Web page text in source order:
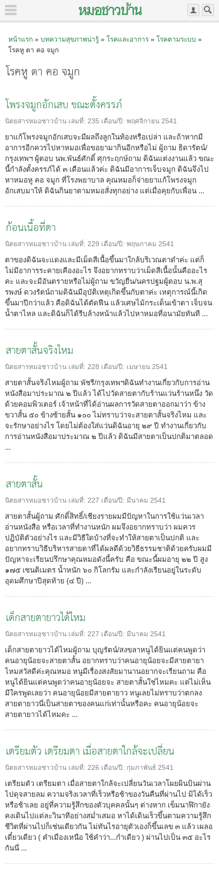
หน้าแรก» บทความสุขภาพน่ารู้» โรคและอาการ» โรคตามระบบ »
โรคหู ตา คอ จมูก
โรคหู ตา คอ จมูก
โพรงจมูกอักเสบ ขณะตั้งครรภ์
นิตยสารหมอชาวบ้าน เล่มที่: 235 เดือน/ปี: พฤศจิกายน 2541
ยาแก้โพรงจมูกอักเสบจะมีผลถึงลูกในท้องหรือเปล่า และถ้าหากมี
อาการอีกควรไปหาหมอเพื่อขอยามากินอีกหรือไม่ ผู้ถาม ธิดารัตน์/
กรุงเทพฯ ผู้ตอบ นพ.พันธ์ศักดิ์ ศุกระฤกษ์ถาม ดิฉันแต่งงานแล้ว ขณะ
นี้กำลังตั้งครรภ์ได้ ๓ เดือนแล้วค่ะ ดิฉันมีอาการเจ็บจมูก ดิฉันจึงไป
หาหมอหู คอ จมูก ที่โรงพยาบาล คุณหมอก็จ่ายยาแก้โพรงจมูก
อักเสบมาให้ ดิฉันกินยาตามหมอสั่งทุกอย่าง แต่เมื่อคุยกับเพื่อน ...
ก้อนเนื้อที่ตา
นิตยสารหมอชาวบ้าน เล่มที่: 229 เดือน/ปี: พฤษภาคม 2541
ตาของดิฉันจะแดงและมีเม็ดสีเนื้อขึ้นมาใกล้บริเวณตาดำค่ะ แต่ก็
ไม่มีอาการระคายเคืองอะไร จึงอยากทราบว่าเม็ดสีเนื้อนั้นคืออะไร
คะ และจะมีอันตรายหรือไม่ผู้ถาม ขวัญยืน/นครปฐมผู้ตอบ น.พ.สุ
รพงษ์ ดวงรัตน์ถามดิฉันมีอุบัติเหตุเกิดขึ้นกับตาค่ะ เหตุการณ์นี้เกิด
ขึ้นมาปีกว่าแล้ว คือดิฉันได้ตัดฟืน แล้วเศษไม้กระเด็นเข้าตา เจ็บจน
น้ำตาไหล และดิฉันก็ได้รีบล้างหน้าแล้วไปหาหมอที่อนามัยทันที ...
สายตาสั้นจริงไหม
นิตยสารหมอชาวบ้าน เล่มที่: 228 เดือน/ปี: เมษายน 2541
สายตาสั้นจริงไหมผู้ถาม พัชรี/กรุงเทพฯดิฉันทำงานเกี่ยวกับการอ่าน
หนังสือมาประมาณ ๒ ปีแล้ว ได้ไปวัดสายตากับร้านแว่นร้านหนึ่ง วัด
ด้วยคอมพิวเตอร์ เจ้าหน้าที่ได้อ่านผลการวัดสายตาออกมาว่า ข้าง
ขวาสั้น ๕๐ ข้างซ้ายสั้น ๑๐๐ ไม่ทราบว่าจะสายตาสั้นจริงไหม และ
จะรักษาอย่างไร โดยไม่ต้องใส่แว่นดิฉันอายุ ๒๙ ปี ทำงานเกี่ยวกับ
การอ่านหนังสือมาประมาณ ๒ ปีแล้ว ดิฉันมีสายตาเป็นปกติมาตลอด
...
สายตาสั้น
นิตยสารหมอชาวบ้าน เล่มที่: 227 เดือน/ปี: มีนาคม 2541
สายตาสั้นผู้ถาม ศักดิ์สิทธิ์/เชียงรายผมมีปัญหาในการใช้แว่นเวลา
อ่านหนังสือ หรือเวลาที่ทำงานหนัก ผมจึงอยากทราบว่า ผมควร
ปฏิบัติตัวอย่างไร และมีวิธีใดบ้างที่จะทำให้สายตาเป็นปกติ และ
อยากทราบวิธีบริหารสายตาที่ได้ผลดีด้วยวิธีธรรมชาติด้วยครับผมมี
ปัญหาจะเรียนปรึกษาคุณหมอดังนี้ครับ คือ ขณะนี้ผมอายุ ๒๒ ปี สูง
๑๗๕ เซนติเมตร น้ำหนัก ๖๐ กิโลกรัม และกำลังเรียนอยู่ในระดับ
อุดมศึกษาปีสุดท้าย (๔ ปี) ...
เด็กสายตายาวได้ไหม
นิตยสารหมอชาวบ้าน เล่มที่: 227 เดือน/ปี: มีนาคม 2541
เด็กสายตายาวได้ไหมผู้ถาม บุญรัตน์/สงขลาหนูได้ยินแต่คนพูดว่า
คนอายุน้อยจะสายตาสั้น อยากทราบว่าคนอายุน้อยจะมีสายตายา
ไหมสวัสดีค่ะคุณหมอ หนูมีเรื่องสงสัยมานานอยากจะเรียนถาม คือ
หนูได้ยินแต่คนพูดว่าคนอายุน้อยจะ สายตาสั้นใช่ไหมคะ แต่ไม่เห็น
มีใครพูดเลยว่า คนอายุน้อยมีสายตายาว หนูเลยไม่ทราบว่าตกลง
สายตายาวนี่เป็นสายตาของคนแก่เท่านั้นหรือคะ คนอายุน้อยจะ
สายตายาวได้ไหมคะ ...
เตรียมตัว เตรียมตา เมื่อสายตาใกล้จะเปลี่ยน
นิตยสารหมอชาวบ้าน เล่มที่: 226 เดือน/ปี: กุมภาพันธ์ 2541
เตรียมตัว เตรียมตา เมื่อสายตาใกล้จะเปลี่ยนวันเวลาโผยผินบินผ่าน
ไปดุจสายลม ความจริงเวลาที่เร็วหรือช้าของวันคืนที่ผ่านไป มิได้เร็ว
หรือช้าเลย อยู่ที่ความรู้สึกของตัวบุคคลนั้นๆ ต่างหาก เข็มนาฬิกายัง
คงเดินไปแต่ละวินาทีอย่างสม่ำเสมอ หาได้เดินเร็วขึ้นตามความรู้สึก
ชีวิตที่ผ่านไปก็เช่นเดียวกัน ไม่ทันไรอายุตัวเองก็ขึ้นเลข ๓ แล้ว เผลอ
เดี๋ยวเดียว ( คำเมืองเหนือ ใช้คำว่า...กำเดียว ) ผ่านไปเป็น ๓๕ อะไร
กันนี่ ...